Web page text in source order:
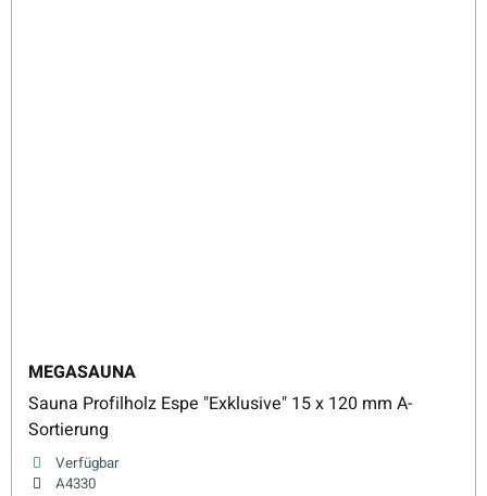
MEGASAUNA
Sauna Profilholz Espe "Exklusive" 15 x 120 mm A-
Sortierung
Verfügbar
A4330